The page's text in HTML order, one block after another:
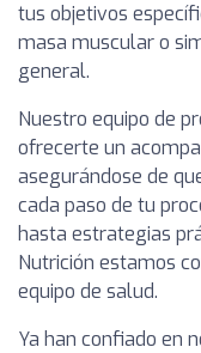
tus objetivos
masa muscular o
general.
Nuestro equipo de
ofrecerte un
asegurándose de
cada paso de tu
hasta estrategias
Nutrición estamos
equipo de salud.
Ya han confiado en